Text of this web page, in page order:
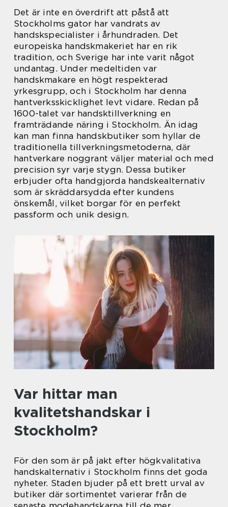
Det är inte en överdrift att påstå att
Stockholms gator har vandrats av
handskspecialister i århundraden. Det
europeiska handskmakeriet har en rik
tradition, och Sverige har inte varit något
undantag. Under medeltiden var
handskmakare en högt respekterad
yrkesgrupp, och i Stockholm har denna
hantverksskicklighet levt vidare. Redan på
1600-talet var handsktillverkning en
framträdande näring i Stockholm. Än idag
kan man finna handskbutiker som hyllar de
traditionella tillverkningsmetoderna, där
hantverkare noggrant väljer material och med
precision syr varje stygn. Dessa butiker
erbjuder ofta handgjorda handskealternativ
som är skräddarsydda efter kundens
önskemål, vilket borgar för en perfekt
passform och unik design.
Var hittar man
kvalitetshandskar i
Stockholm?
För den som är på jakt efter högkvalitativa
handskalternativ i Stockholm finns det goda
nyheter. Staden bjuder på ett brett urval av
butiker där sortimentet varierar från de